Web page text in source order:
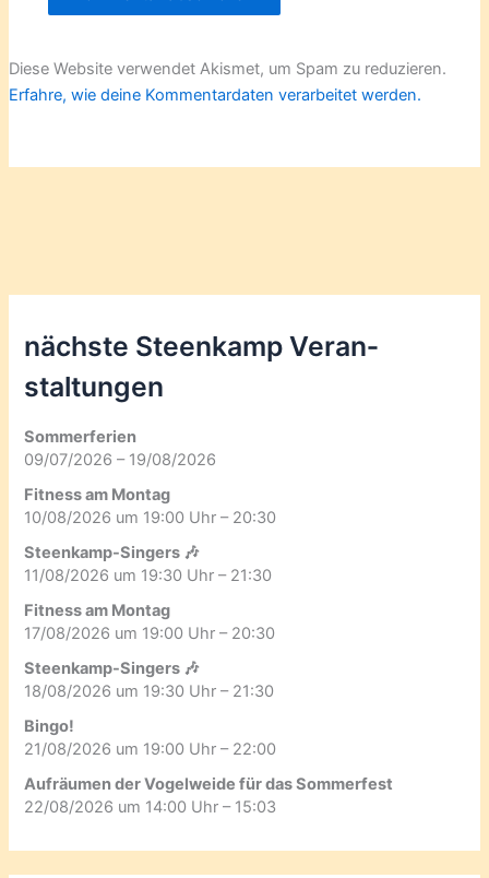
Diese Website verwendet Akismet, um Spam zu reduzieren.
Erfahre, wie deine Kommentardaten verarbeitet werden.
nächste Steenkamp Veran­
staltungen
Sommerferien
09/07/2026 – 19/08/2026
Fitness am Montag
10/08/2026 um 19:00 Uhr – 20:30
Steenkamp-Singers 🎶
11/08/2026 um 19:30 Uhr – 21:30
Fitness am Montag
17/08/2026 um 19:00 Uhr – 20:30
Steenkamp-Singers 🎶
18/08/2026 um 19:30 Uhr – 21:30
Bingo!
21/08/2026 um 19:00 Uhr – 22:00
Aufräumen der Vogelweide für das Sommerfest
22/08/2026 um 14:00 Uhr – 15:03